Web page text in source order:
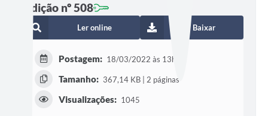
Edição nº 508
Ler online Baixar
Postagem: 18/03/2022 às 13h45
Tamanho: 367,14 KB | 2 páginas
Visualizações: 1045